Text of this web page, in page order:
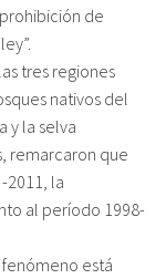
de
tres regiones
nativos del
y la selva
remarcaron que
2011, la
al período 1998-
está